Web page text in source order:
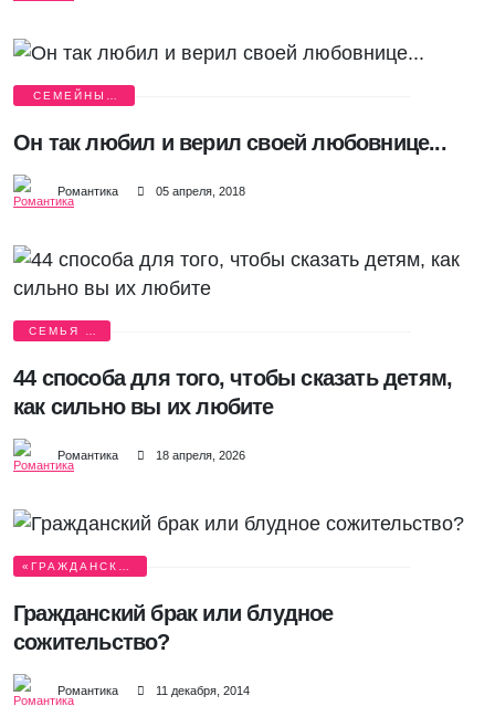
СЕМЕЙНЫЕ
Он так любил и верил своей любовнице...
Романтика 05 апреля, 2018
СЕМЬЯ И
44 способа для того, чтобы сказать детям,
как сильно вы их любите
Романтика 18 апреля, 2026
«ГРАЖДАНСКИЙ
Гражданский брак или блудное
сожительство?
Романтика 11 декабря, 2014